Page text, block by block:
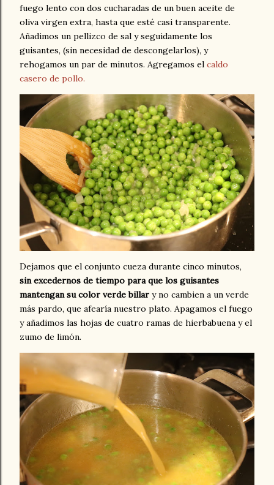
fuego lento con dos cucharadas de un buen aceite de
oliva virgen extra, hasta que esté casi transparente.
Añadimos un pellizco de sal y seguidamente los
guisantes, (sin necesidad de descongelarlos), y
rehogamos un par de minutos. Agregamos el caldo
casero de pollo.
Dejamos que el conjunto cueza durante cinco minutos,
sin excedernos de tiempo para que los guisantes
mantengan su color verde billar y no cambien a un verde
más pardo, que afearía nuestro plato. Apagamos el fuego
y añadimos las hojas de cuatro ramas de hierbabuena y el
zumo de limón.